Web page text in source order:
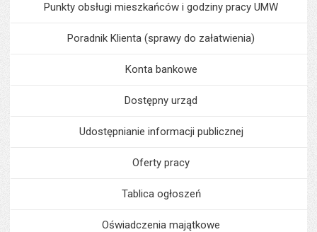
Punkty obsługi mieszkańców i godziny pracy UMW
Poradnik Klienta (sprawy do załatwienia)
Konta bankowe
Dostępny urząd
Udostępnianie informacji publicznej
Oferty pracy
Tablica ogłoszeń
Oświadczenia majątkowe